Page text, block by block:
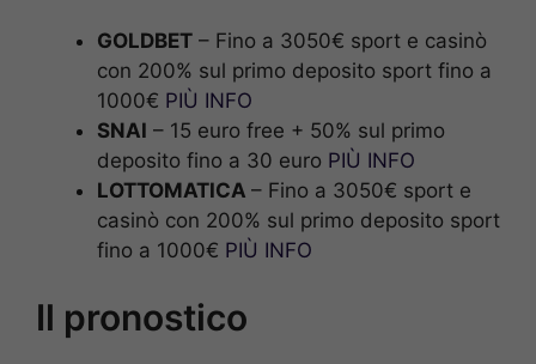
GOLDBET – Fino a 3050€ sport e casinò
con 200% sul primo deposito sport fino a
1000€ PIÙ INFO
SNAI – 15 euro free + 50% sul primo
deposito fino a 30 euro PIÙ INFO
LOTTOMATICA – Fino a 3050€ sport e
casinò con 200% sul primo deposito sport
fino a 1000€ PIÙ INFO
Il pronostico